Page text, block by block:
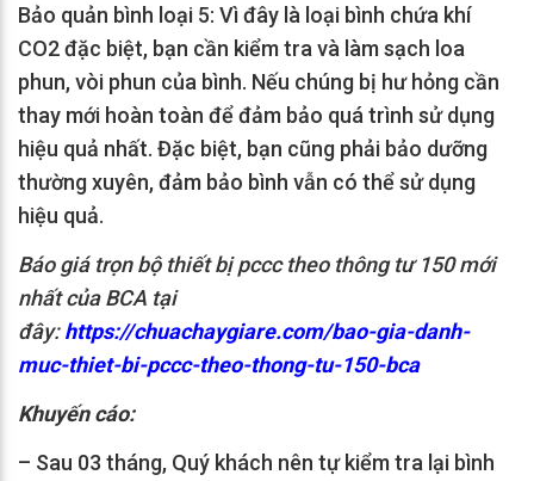
Bảo quản bình loại 5: Vì đây là loại bình chứa khí
CO2 đặc biệt, bạn cần kiểm tra và làm sạch loa
phun, vòi phun của bình. Nếu chúng bị hư hỏng cần
thay mới hoàn toàn để đảm bảo quá trình sử dụng
hiệu quả nhất. Đặc biệt, bạn cũng phải bảo dưỡng
thường xuyên, đảm bảo bình vẫn có thể sử dụng
hiệu quả.
Báo giá trọn bộ thiết bị pccc theo thông tư 150 mới
nhất của BCA tại
đây: https://chuachaygiare.com/bao-gia-danh-
muc-thiet-bi-pccc-theo-thong-tu-150-bca
️Khuyến cáo:
– Sau 03 tháng, Quý khách nên tự kiểm tra lại bình